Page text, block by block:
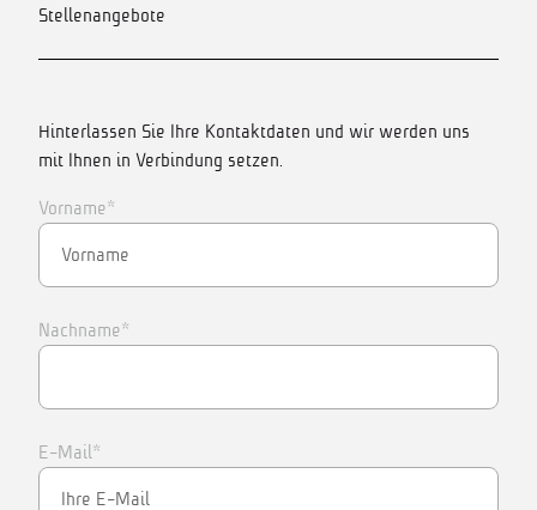
Stellenangebote
Hinterlassen Sie Ihre Kontaktdaten und wir werden uns
mit Ihnen in Verbindung setzen.
Vorname*
Nachname*
E-Mail*